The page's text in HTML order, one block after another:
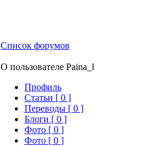
Список форумов
О пользователе Paina_l
Профиль
Cтатьи [ 0 ]
Переводы [ 0 ]
Блоги [ 0 ]
Фото [ 0 ]
Фото [ 0 ]